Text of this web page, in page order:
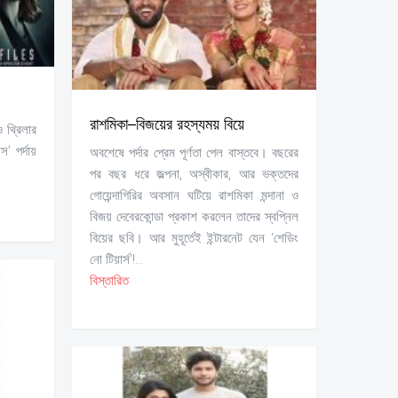
পর্দায়
রাশমিকা–বিজয়ের রহস্যময় বিয়ে
অবশেষে পর্দার প্রেম পূর্ণতা পেল বাস্তবে। বছরের
পর বছর ধরে জল্পনা, অস্বীকার, আর ভক্তদের
গোয়েন্দাগিরির অবসান ঘটিয়ে রাশমিকা মন্দানা ও
বিজয় দেবেরকোন্ডা প্রকাশ করলেন তাদের স্বপ্নিল
বিয়ের ছবি। আর মুহূর্তেই ইন্টারনেট যেন ‘শেডিং
নো টিয়ার্স’!...
বিস্তারিত